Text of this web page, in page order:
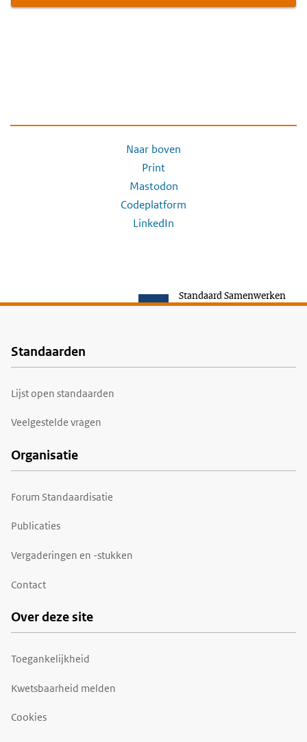
Naar boven
Print
Mastodon
Codeplatform
LinkedIn
Standaard Samenwerken
Voet
Standaarden
Lijst open standaarden
Veelgestelde vragen
Organisatie
Forum Standaardisatie
Publicaties
Vergaderingen en -stukken
Contact
Over deze site
Toegankelijkheid
Kwetsbaarheid melden
Cookies